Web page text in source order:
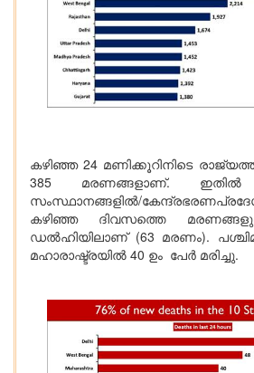
കഴിഞ്ഞ 24 മണിക്കൂറിനിടെ
385 മരണങ്ങളാണ്. ഇതില്‍
സംസ്ഥാനങ്ങളില്‍/
കഴിഞ്ഞ ദിവസത്തെ
ഡല്‍ഹിയിലാണ് (63 മരണം).
മഹാരാഷ്ട്രയില്‍ 40 ഉം പേര്‍ മരിച്ചു.